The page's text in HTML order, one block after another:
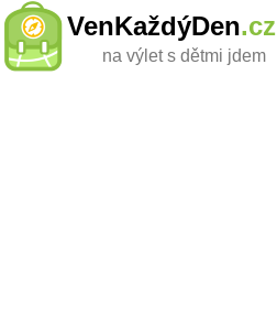
VenKaždýDen.cz
na výlet s dětmi jdem